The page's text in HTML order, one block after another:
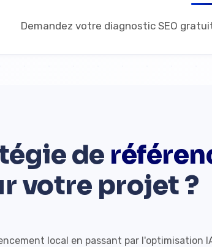
Demandez votre diagnostic SEO
de
votre projet ?
local en passant par l'optimisation